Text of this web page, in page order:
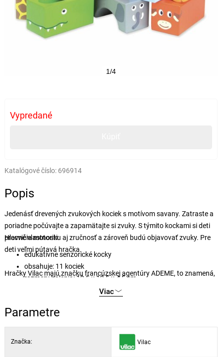
1/4
Vypredané
Katalógové číslo: 696914
Popis
Jedenásť drevených zvukových kociek s motívom savany. Zatraste a
poriadne počúvajte a zapamätajte si zvuky. S týmito kockami si deti
precvičia motoriku aj zručnosť a zároveň budú objavovať zvuky. Pre
deti veľmi pútavá hračka.
Hračky Vilac majú značku francúzskej agentúry ADEME, to znamená,
prostredie, neznečisťujú pôdu, vodu a vzduch, neplytvajú energiami.
Hlavné vlastnosti:
edukatívne senzorické kocky
obsahuje: 11 kociek
rozmery balenia: 19,5 x 19,5 x 4,5 cm
Viac
Parametre
Značka: Vilac